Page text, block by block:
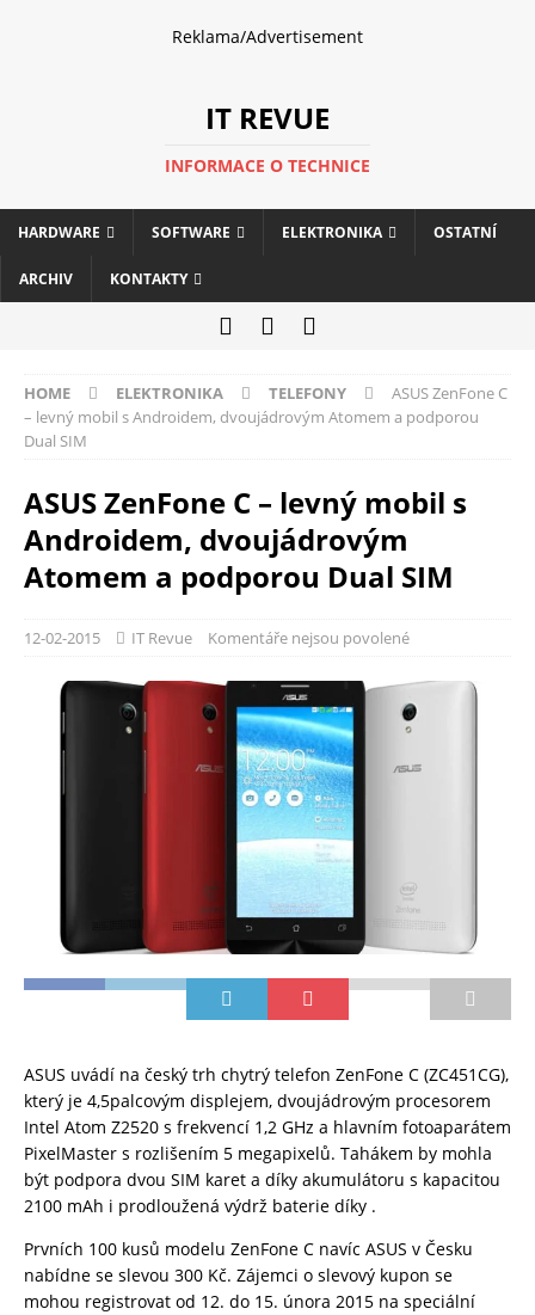
Reklama/Advertisement
IT REVUE
INFORMACE O TECHNICE
HARDWARE SOFTWARE ELEKTRONIKA OSTATNÍ
ARCHIV KONTAKTY
HOME ELEKTRONIKA TELEFONY
ASUS ZenFone C
– levný mobil s Androidem, dvoujádrovým Atomem a podporou
Dual SIM
ASUS ZenFone C – levný mobil s
Androidem, dvoujádrovým
Atomem a podporou Dual SIM
12-02-2015 IT Revue Komentáře nejsou povolené
ASUS uvádí na český trh chytrý telefon ZenFone C (ZC451CG),
který je 4,5palcovým displejem, dvoujádrovým procesorem
Intel Atom Z2520 s frekvencí 1,2 GHz a hlavním fotoaparátem
PixelMaster s rozlišením 5 megapixelů. Tahákem by mohla
být podpora dvou SIM karet a díky akumulátoru s kapacitou
2100 mAh i prodloužená výdrž baterie díky .
Prvních 100 kusů modelu ZenFone C navíc ASUS v Česku
nabídne se slevou 300 Kč. Zájemci o slevový kupon se
mohou registrovat od 12. do 15. února 2015 na speciální